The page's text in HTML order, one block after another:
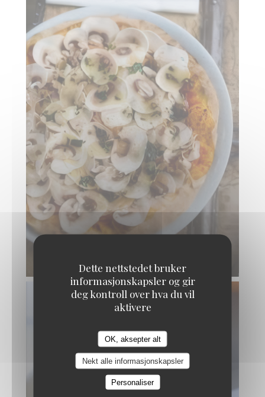
Dette nettstedet bruker
informasjonskapsler og gir
deg kontroll over hva du vil
aktivere
OK, aksepter alt
Nekt alle informasjonskapsler
Personaliser